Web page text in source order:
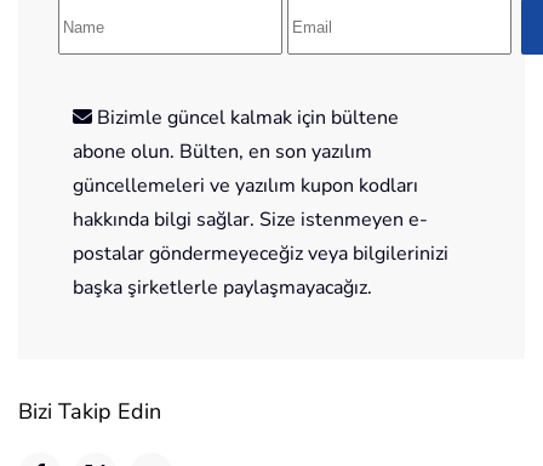
Bizimle güncel kalmak için bültene
abone olun. Bülten, en son yazılım
güncellemeleri ve yazılım kupon kodları
hakkında bilgi sağlar. Size istenmeyen e-
postalar göndermeyeceğiz veya bilgilerinizi
başka şirketlerle paylaşmayacağız.
Bizi Takip Edin